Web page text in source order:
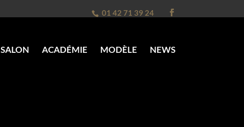
01 42 71 39 24
SALON ACADÉMIE MODÈLE NEWS